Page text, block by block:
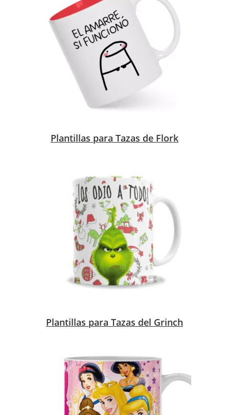
Plantillas para Tazas de Flork
Plantillas para Tazas del Grinch